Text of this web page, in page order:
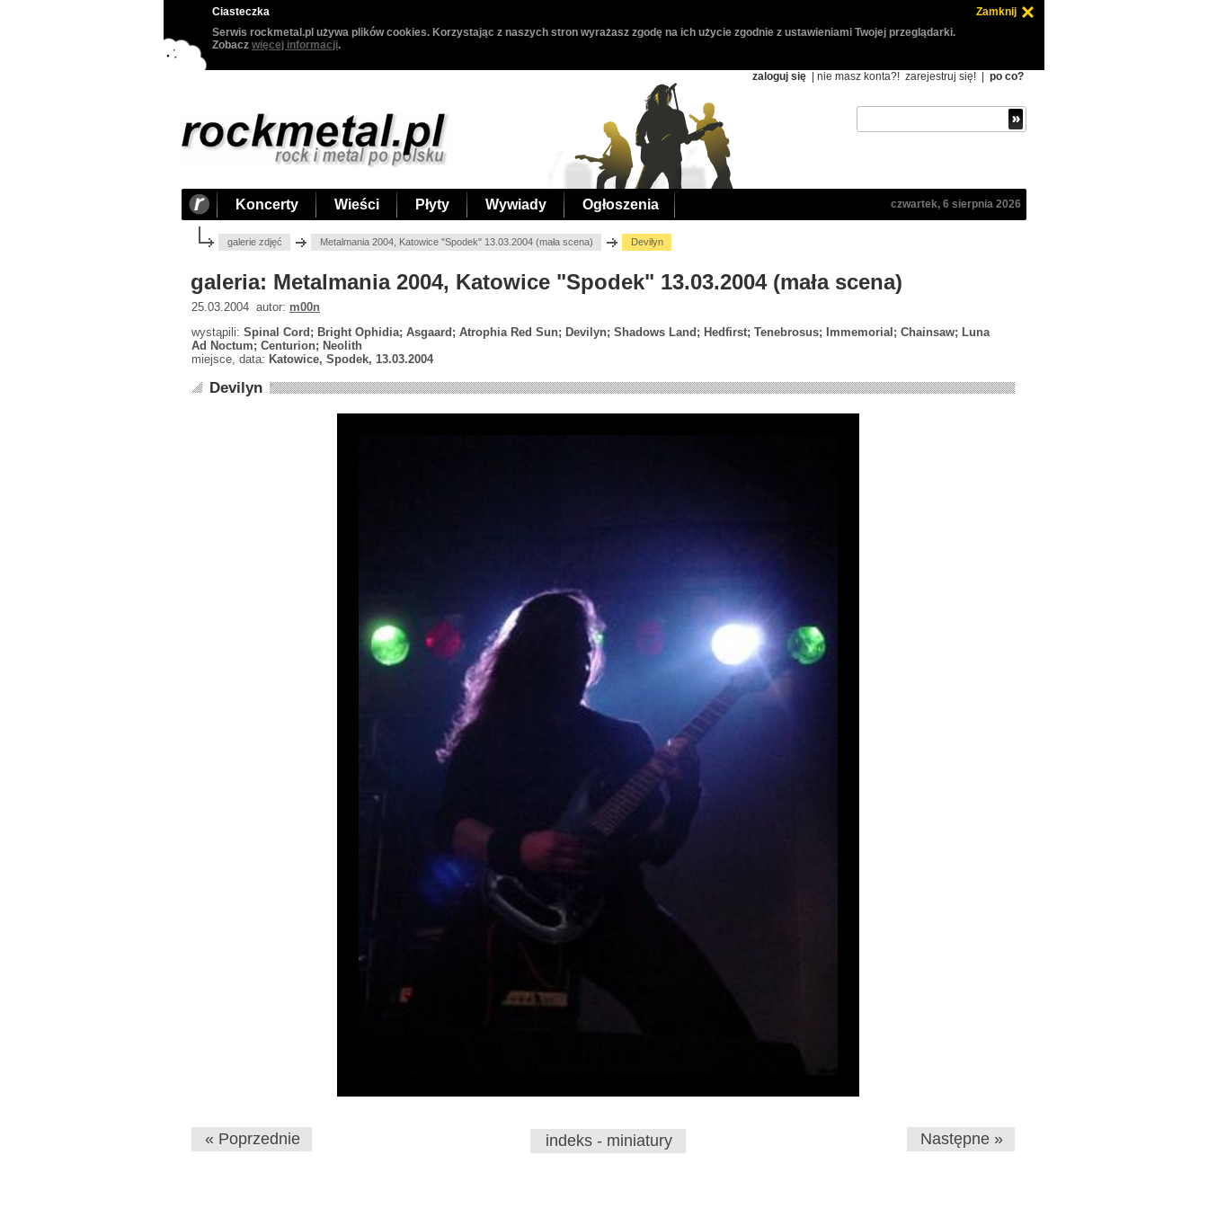
Ciasteczka
Zamknij
Serwis rockmetal.pl używa plików cookies. Korzystając z naszych stron wyrażasz zgodę na ich użycie zgodnie z ustawieniami Twojej przeglądarki.
Zobacz więcej informacji.
zaloguj się | nie masz konta?! zarejestruj się! po co?
Koncerty Wieści Płyty Wywiady Ogłoszenia czwartek, 6 sierpnia 2026
galerie zdjęć Metalmania 2004, Katowice "Spodek" 13.03.2004 (mała scena) Devilyn
galeria: Metalmania 2004, Katowice "Spodek" 13.03.2004 (mała scena)
25.03.2004 autor: m00n
wystąpili: Spinal Cord; Bright Ophidia; Asgaard; Atrophia Red Sun; Devilyn; Shadows Land; Hedfirst; Tenebrosus; Immemorial; Chainsaw; Luna
Ad Noctum; Centurion; Neolith
miejsce, data: Katowice, Spodek, 13.03.2004
Devilyn
« Poprzednie indeks - miniatury Następne »